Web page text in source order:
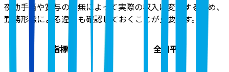
夜勤手当や賞与の有無によって実際の収入は変動するため、
勤務形態による違いも確認しておくことが重要です。
指標 全国平均